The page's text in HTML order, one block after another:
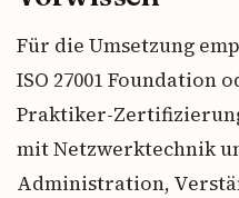
Für die Umsetzung
ISO 27001 Foundation
Praktiker-
mit Netzwerktechnik
Administration,